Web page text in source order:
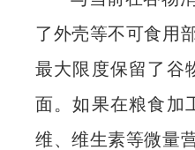
了外壳等不可食用
最大限度保留了谷
面。如果在粮食加
维、维生素等微量